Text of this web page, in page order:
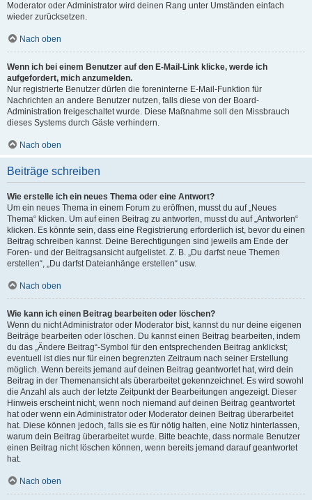
Moderator oder Administrator wird deinen Rang unter Umständen einfach
wieder zurücksetzen.
Nach oben
Wenn ich bei einem Benutzer auf den E-Mail-Link klicke, werde ich
aufgefordert, mich anzumelden.
Nur registrierte Benutzer dürfen die foreninterne E-Mail-Funktion für
Nachrichten an andere Benutzer nutzen, falls diese von der Board-
Administration freigeschaltet wurde. Diese Maßnahme soll den Missbrauch
dieses Systems durch Gäste verhindern.
Nach oben
Beiträge schreiben
Wie erstelle ich ein neues Thema oder eine Antwort?
Um ein neues Thema in einem Forum zu eröffnen, musst du auf „Neues
Thema“ klicken. Um auf einen Beitrag zu antworten, musst du auf „Antworten“
klicken. Es könnte sein, dass eine Registrierung erforderlich ist, bevor du einen
Beitrag schreiben kannst. Deine Berechtigungen sind jeweils am Ende der
Foren- und der Beitragsansicht aufgelistet. Z. B. „Du darfst neue Themen
erstellen“, „Du darfst Dateianhänge erstellen“ usw.
Nach oben
Wie kann ich einen Beitrag bearbeiten oder löschen?
Wenn du nicht Administrator oder Moderator bist, kannst du nur deine eigenen
Beiträge bearbeiten oder löschen. Du kannst einen Beitrag bearbeiten, indem
du das „Ändere Beitrag“-Symbol für den entsprechenden Beitrag anklickst;
eventuell ist dies nur für einen begrenzten Zeitraum nach seiner Erstellung
möglich. Wenn bereits jemand auf deinen Beitrag geantwortet hat, wird dein
Beitrag in der Themenansicht als überarbeitet gekennzeichnet. Es wird sowohl
die Anzahl als auch der letzte Zeitpunkt der Bearbeitungen angezeigt. Dieser
Hinweis erscheint nicht, wenn noch niemand auf deinen Beitrag geantwortet
hat oder wenn ein Administrator oder Moderator deinen Beitrag überarbeitet
hat. Diese können jedoch, falls sie es für nötig halten, eine Notiz hinterlassen,
warum dein Beitrag überarbeitet wurde. Bitte beachte, dass normale Benutzer
einen Beitrag nicht löschen können, wenn bereits jemand darauf geantwortet
hat.
Nach oben